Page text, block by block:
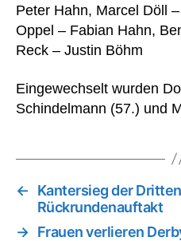
Peter Hahn, Marcel Döll
Oppel – Fabian Hahn,
Reck – Justin Böhm
Eingewechselt wurden
Schindelmann (57.) und
←
Kantersieg der
Rückrundenauftakt
→ Frauen verlieren